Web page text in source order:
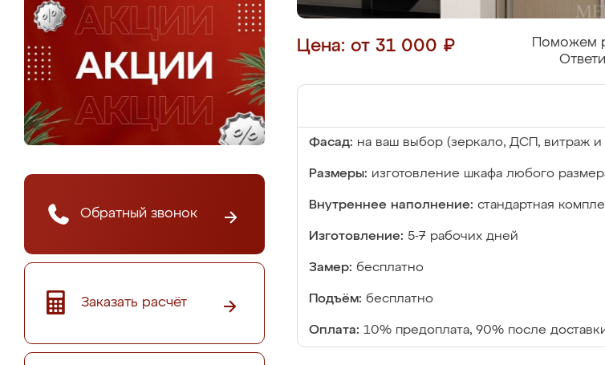
Обратный звонок
Заказать расчёт
Цена: от 31 000 ₽
Поможем
Фасад: на ваш выбор (зеркало, ДСП, витраж и
Размеры: изготовление шкафа любого
Внутреннее наполнение: стандартная
Изготовление: 5-7 рабочих дней
Замер: бесплатно
Подъём: бесплатно
Оплата: 10% предоплата, 90% после